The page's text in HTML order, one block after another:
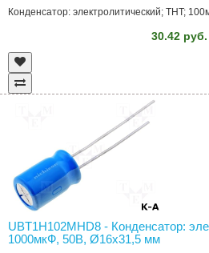
Конденсатор: электролитический; THT;
30.42 руб.
UBT1H102MHD8 - Конденсатор:
1000мкФ, 50В, Ø16x31,5 мм